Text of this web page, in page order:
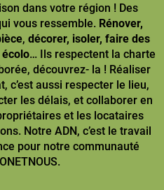
dans votre région ! Des
vous ressemble. Rénover,
, décorer, isoler, faire des
… Ils respectent la charte
découvrez- la ! Réaliser
c’est aussi respecter le lieu,
les délais, et collaborer en
et les locataires
Notre ADN, c’est le travail
pour notre communauté